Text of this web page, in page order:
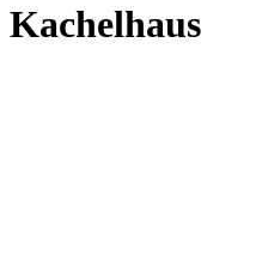
Kachelhaus